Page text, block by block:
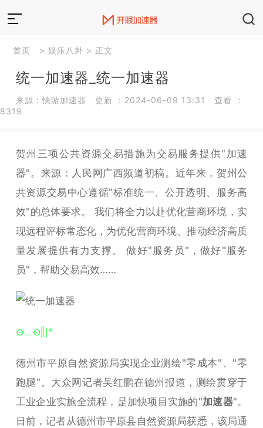
首页 > 娱乐八卦 > 正文
统一加速器_统一加速器
来源：快游加速器 更新 ：2024-06-09 13:31 查看 ：
8319
贺州三项公共资源交易措施为交易服务提供"加速
器"。来源：人民网广西频道初稿。近年来，贺州公
共资源交易中心遵循"标准统一、公开透明、服务高
效"的总体要求。 我们将全力以赴优化营商环境，实
现远程评标常态化，为优化营商环境、推动经济高质
量发展提供有力支撑。 做好"服务员"，做好"服务
员"，帮助交易高效……
⊙﹏⊙‖∣°
德州市平原自然资源局实现企业测绘"零​​成本"、"零
跑腿"。大众网记者吴红鹏在德州报道，测绘贯穿于
工业企业实施全流程，是加快项目实施的"加速器"。
日前，记者从德州市平原县自然资源局获悉，该局通